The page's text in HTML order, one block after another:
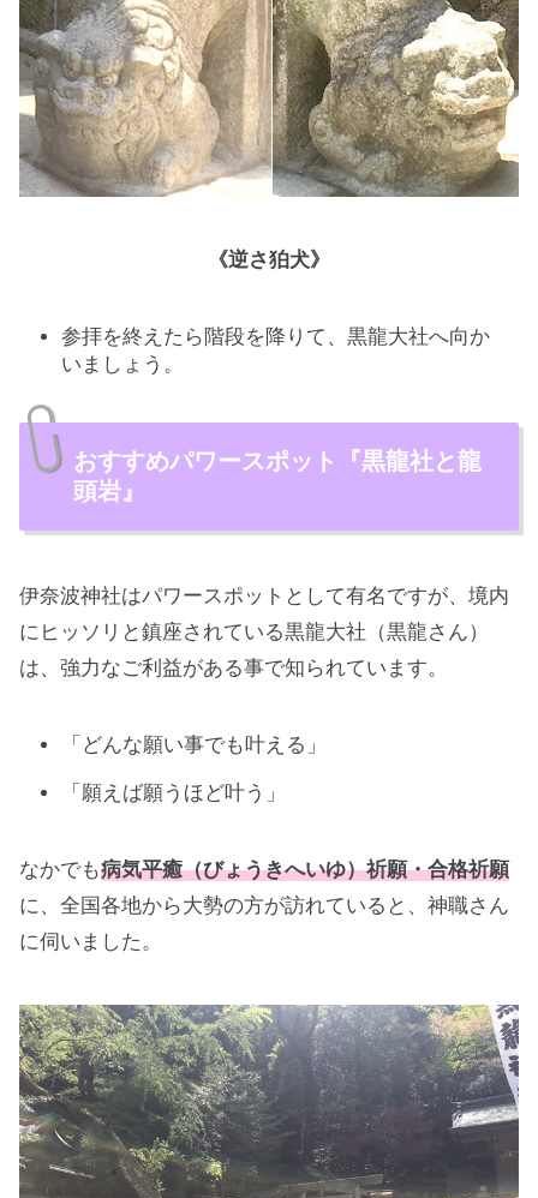
《逆さ狛犬》
参拝を終えたら階段を降りて、黒龍大社へ向か
いましょう。
おすすめパワースポット『黒龍社と龍
頭岩』
伊奈波神社はパワースポットとして有名ですが、境内
にヒッソリと鎮座されている黒龍大社（黒龍さん）
は、強力なご利益がある事で知られています。
「どんな願い事でも叶える」
「願えば願うほど叶う」
なかでも病気平癒（びょうきへいゆ）祈願・合格祈願
に、全国各地から大勢の方が訪れていると、神職さん
に伺いました。